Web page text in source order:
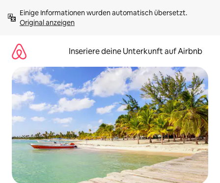
Inhalten
springenOriginal anzeigen
Inseriere deine Unterkunft auf Airbnb